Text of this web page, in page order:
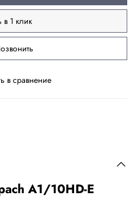
в сравнение
в 1 клик
A1/10HD-E